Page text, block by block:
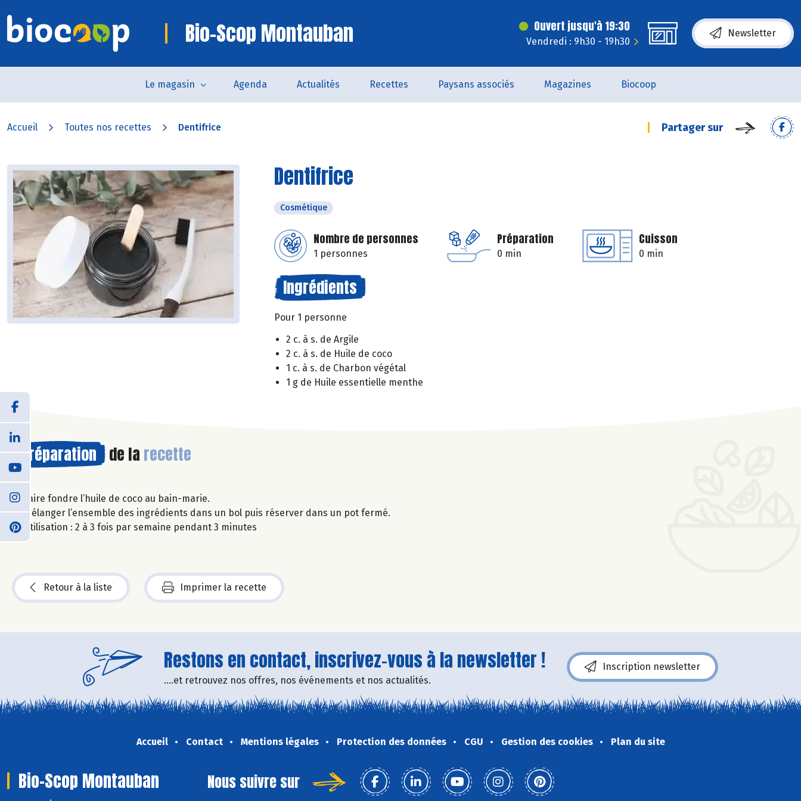
Bio-Scop Montauban Ouvert jusqu'à 19:30
Vendredi : 9h30 - 19h30
Newsletter
Le magasin Agenda Actualités Recettes Paysans associés Magazines Biocoop
Accueil Toutes nos recettes Dentifrice Partager sur
Dentifrice
Cosmétique
Nombre de personnes
1 personnes
Préparation
0 min
Cuisson
0 min
Ingrédients
Pour 1 personne
2 c. à s. de Argile
2 c. à s. de Huile de coco
1 c. à s. de Charbon végétal
1 g de Huile essentielle menthe
Préparation de la recette
Faire fondre l’huile de coco au bain-marie.
Mélanger l’ensemble des ingrédients dans un bol puis réserver dans un pot fermé.
Utilisation : 2 à 3 fois par semaine pendant 3 minutes
Retour à la liste Imprimer la recette
Restons en contact, inscrivez-vous à la newsletter !
....et retrouvez nos offres, nos événements et nos actualités.
Inscription newsletter
Accueil Contact Mentions légales Protection des données CGU Gestion des cookies Plan du site
Bio-Scop Montauban Nous suivre sur